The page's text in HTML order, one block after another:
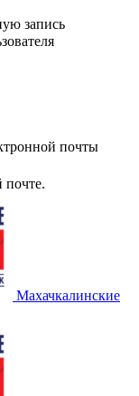
запись
почты
почте.
Махачкалинские